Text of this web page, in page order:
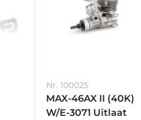
Nr. 100025
MAX-46AX II (40K)
W/E-3071 Uitlaat